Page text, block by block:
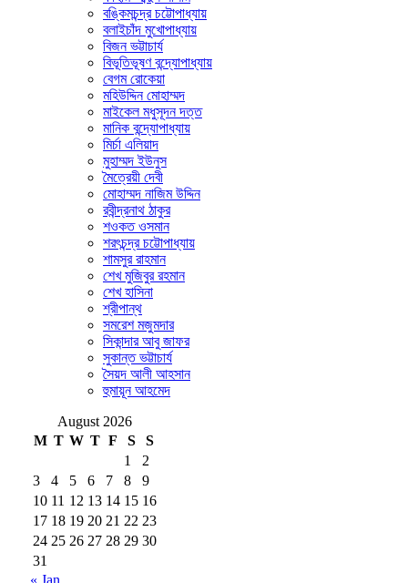
বঙ্কিমচন্দ্র চট্টোপাধ্যায়
বলাইচাঁদ মুখোপাধ্যায়
বিজন ভট্টাচার্য
বিভূতিভূষণ বন্দ্যোপাধ্যায়
বেগম রোকেয়া
মহিউদ্দিন মোহাম্মদ
মাইকেল মধুসূদন দত্ত
মানিক বন্দ্যোপাধ্যায়
মির্চা এলিয়াদ
মুহাম্মদ ইউনুস
মৈত্রেয়ী দেবী
মোহাম্মদ নাজিম উদ্দিন
রবীন্দ্রনাথ ঠাকুর
শওকত ওসমান
শরৎচন্দ্র চট্টোপাধ্যায়
শামসুর রাহমান
শেখ মুজিবুর রহমান
শেখ হাসিনা
শ্রীপান্থ
সমরেশ মজুমদার
সিকান্দার আবু জাফর
সুকান্ত ভট্টাচার্য
সৈয়দ আলী আহসান
হুমায়ূন আহমেদ
August 2026
M T W T F S
S
1
2
3
4 5 6 7 8
9
10 11 12 13 14 15 16
17 18 19 20 21 22 23
24 25 26 27 28 29 30
31
« Jan